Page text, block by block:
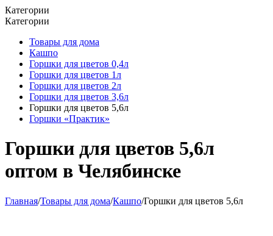
Категории
Категории
Товары для дома
Кашпо
Горшки для цветов 0,4л
Горшки для цветов 1л
Горшки для цветов 2л
Горшки для цветов 3,6л
Горшки для цветов 5,6л
Горшки «Практик»
Горшки для цветов 5,6л
оптом в Челябинске
Главная/Товары для дома/Кашпо/Горшки для цветов 5,6л